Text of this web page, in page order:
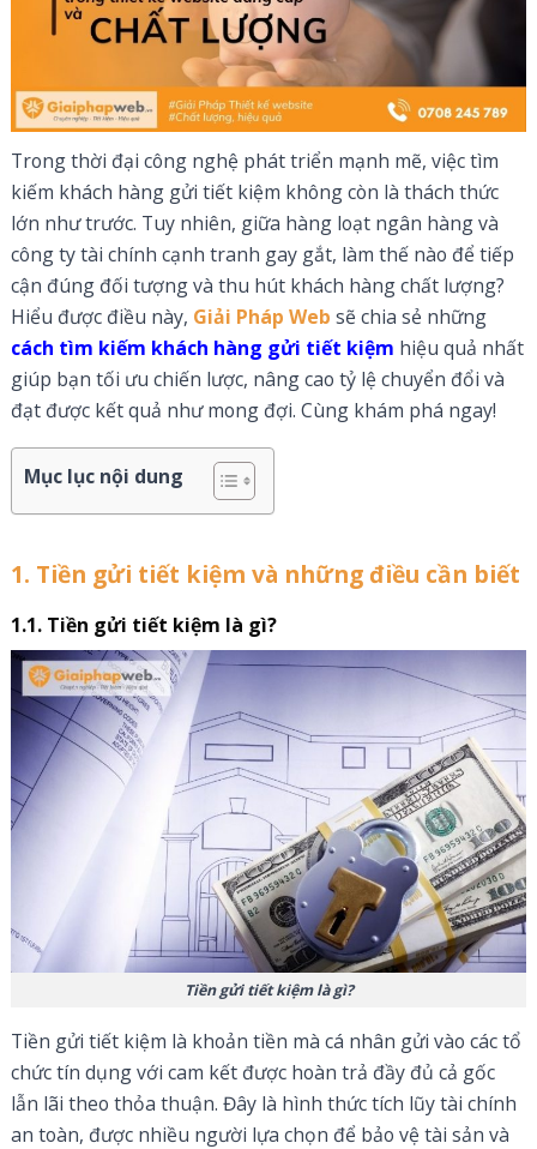
Trong thời đại công nghệ phát triển mạnh mẽ, việc tìm
kiếm khách hàng gửi tiết kiệm không còn là thách thức
lớn như trước. Tuy nhiên, giữa hàng loạt ngân hàng và
công ty tài chính cạnh tranh gay gắt, làm thế nào để tiếp
cận đúng đối tượng và thu hút khách hàng chất lượng?
Hiểu được điều này, Giải Pháp Web sẽ chia sẻ những
cách tìm kiếm khách hàng gửi tiết kiệm hiệu quả nhất
giúp bạn tối ưu chiến lược, nâng cao tỷ lệ chuyển đổi và
đạt được kết quả như mong đợi. Cùng khám phá ngay!
Mục lục nội dung
1. Tiền gửi tiết kiệm và những điều cần biết
1.1. Tiền gửi tiết kiệm là gì?
Tiền gửi tiết kiệm là gì?
Tiền gửi tiết kiệm là khoản tiền mà cá nhân gửi vào các tổ
chức tín dụng với cam kết được hoàn trả đầy đủ cả gốc
lẫn lãi theo thỏa thuận. Đây là hình thức tích lũy tài chính
an toàn, được nhiều người lựa chọn để bảo vệ tài sản và